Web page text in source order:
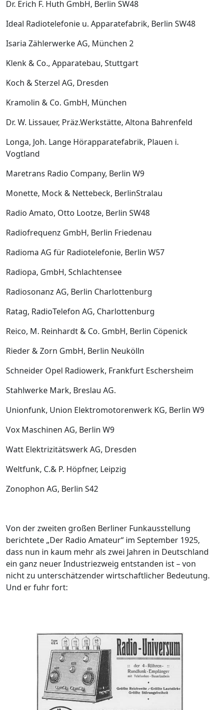
Dr. Erich F. Huth GmbH, Berlin SW48
Ideal Radiotelefonie u. Apparatefabrik, Berlin SW48
Isaria ­Zählerwerke AG, München 2
Klenk & Co., Apparatebau, Stuttgart
Koch & Sterzel AG, Dresden
Kramolin & Co. GmbH, München
Dr. W. Lissauer, Präz.­Werkstätte, Altona­ Bahrenfeld
Longa, Joh. Lange Hörapparatefabrik, Plauen i.
Vogtland
Maretrans ­Radio ­Company, Berlin W9
Monette, Mock & Nettebeck, Berlin­Stralau
Radio Amato, Otto Lootze, Berlin SW48
Radiofrequenz GmbH, Berlin ­Friedenau
Radioma AG für Radiotelefonie, Berlin W57
Radiopa, GmbH, Schlachtensee
Radiosonanz AG, Berlin ­Charlottenburg
Ratag, Radio­Telefon AG, Charlottenburg
Reico, M. Reinhardt & Co. GmbH, Berlin­ Cöpenick
Rieder & Zorn GmbH, Berlin­ Neukölln
Schneider­ Opel­ Radiowerk, Frankfurt­ Eschersheim
Stahlwerke Mark, Breslau AG.
Unionfunk, Union Elektromotorenwerk KG, Berlin W9
Vox­ Maschinen AG, Berlin W9
Watt­ Elektrizitätswerk AG, Dresden
Weltfunk, C.& P. Höpfner, Leipzig
Zonophon AG, Berlin S42
Von der zweiten großen Berliner Funkausstellung
berichtete „Der Radio Amateur“ im September 1925,
dass nun in kaum mehr als zwei Jahren in Deutschland
ein ganz neuer Industriezweig entstanden ist – von
nicht zu unterschätzender wirtschaftlicher Bedeutung.
Und er fuhr fort: